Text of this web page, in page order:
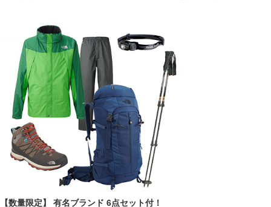
【数量限定】 有名ブランド 6点セット付！